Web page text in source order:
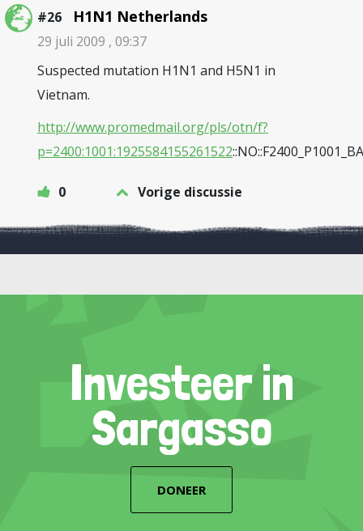
#26 H1N1 Netherlands
29 juli 2009 , 09:37
Suspected mutation H1N1 and H5N1 in
Vietnam.
http://www.promedmail.org/pls/otn/f?
p=2400:1001:1925584155261522
0 Vorige discussie
Investeer in
Sargasso
DONEER